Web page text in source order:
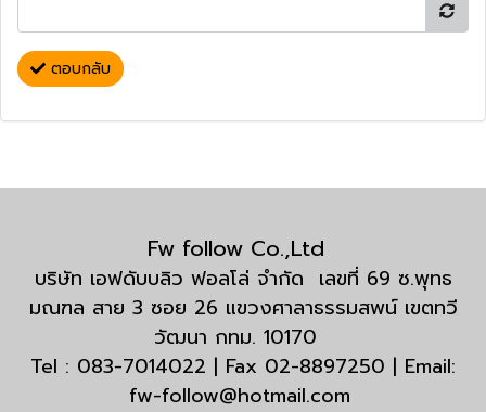
ตอบกลับ
Fw follow Co.,Ltd
บริษัท เอฟดับบลิว ฟอลโล่ จำกัด เลขที่ 69 ซ.พุทธ
มณฑล สาย 3 ซอย 26 แขวงศาลาธรรมสพน์ เขตทวี
วัฒนา กทม. 10170
Tel : 083-7014022 | Fax 02-8897250 | Email:
fw-follow@hotmail.com